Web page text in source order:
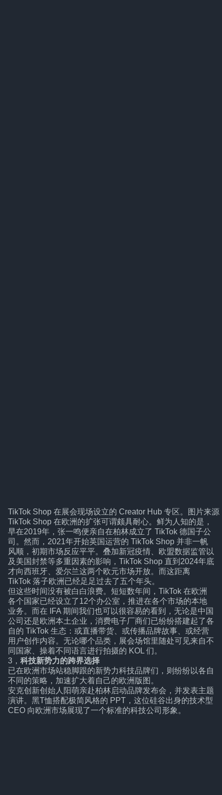
TikTok Shop 在展会现场设立的 Creator Hub 专区。图片来
TikTok Shop 在欧洲的扩张可谓颇具耐心。鲜为人知的是，
早在2019年，张一鸣便亲自在柏林成立了 TikTok 德国子公
司。然而，2021年开始英国运营的 TikTok Shop 并非一帆
风顺，初期市场反应平平。叠加新冠疫情、欧盟数据监管以
及美国封禁等多重因素的影响，TikTok Shop 直到2024年底
才向西班牙、爱尔兰这两个欧元市场开放。而这距离
TikTok 落子欧洲已经足足过去了五个年头。
但这些时间没有被白白浪费。短短数年间，TikTok 在欧洲
各个国家已经设立了12个办公室，推进在各个市场的本地
业务。而在 IFA 期间我们也可以很容易的看到，无论是中国
公司还是欧洲本土企业，消费电子厂商们已纷纷搭建起了各
自的 TikTok 生态：或直播带货、或传播品牌故事、或经营
用户创作内容。无论哪个品类，展会场馆里随处可见来自不
同国家、操着不同语言进行拍摄的 KOL 们。
3， 科技新势力的跨界选择
已在欧洲市场站稳脚跟的新势力科技品牌们，则纷纷以各自
不同的策略，加速扩大着自己的欧洲版图。
安克创新创始人阳萌亲赴柏林启动品牌发布会，并发表主题
演讲。黑T恤搭配极简风格的 PPT，这位硅谷出身的技术型
CEO 向欧洲市场展现了一个标准的科技公司形象。